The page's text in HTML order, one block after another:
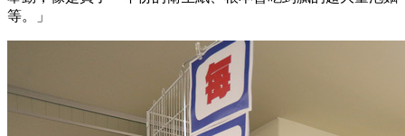
等。」